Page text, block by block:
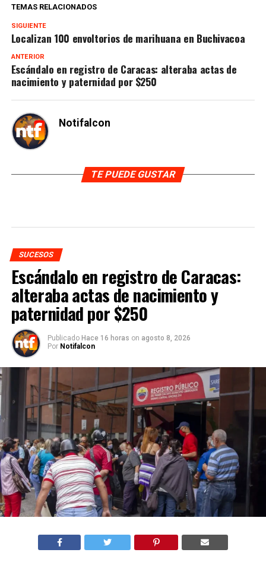
TEMAS RELACIONADOS
SIGUIENTE
Localizan 100 envoltorios de marihuana en Buchivacoa
ANTERIOR
Escándalo en registro de Caracas: alteraba actas de
nacimiento y paternidad por $250
Notifalcon
TE PUEDE GUSTAR
SUCESOS
Escándalo en registro de Caracas:
alteraba actas de nacimiento y
paternidad por $250
Publicado Hace 16 horas on agosto 8, 2026
Por Notifalcon